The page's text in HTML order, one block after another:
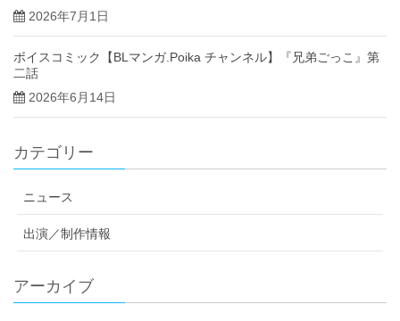
2026年7月1日
ボイスコミック【BLマンガ.Poika チャンネル】『兄弟ごっこ』第
二話
2026年6月14日
カテゴリー
ニュース
出演／制作情報
アーカイブ